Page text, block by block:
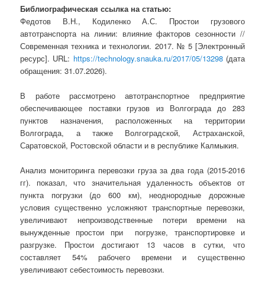
Библиографическая ссылка на статью:
Федотов В.Н., Кодиленко А.С. Простои грузового
автотранспорта на линии: влияние факторов сезонности //
Современная техника и технологии. 2017. № 5 [Электронный
ресурс]. URL: https://technology.snauka.ru/2017/05/13298(дата
обращения: 31.07.2026).
В работе рассмотрено автотранспортное предприятие
обеспечивающее поставки грузов из Волгограда до 283
пунктов назначения, расположенных на территории
Волгограда, а также Волгоградской, Астраханской,
Саратовской, Ростовской области и в республике Калмыкия.
Анализ мониторинга перевозки груза за два года (2015-2016
гг). показал, что значительная удаленность объектов от
пункта погрузки (до 600 км), неоднородные дорожные
условия существенно усложняют транспортные перевозки,
увеличивают непроизводственные потери времени на
вынужденные простои при погрузке, транспортировке и
разгрузке. Простои достигают 13
часов в сутки, что
составляет 54% рабочего времени и существенно
увеличивают себестоимость перевозки.